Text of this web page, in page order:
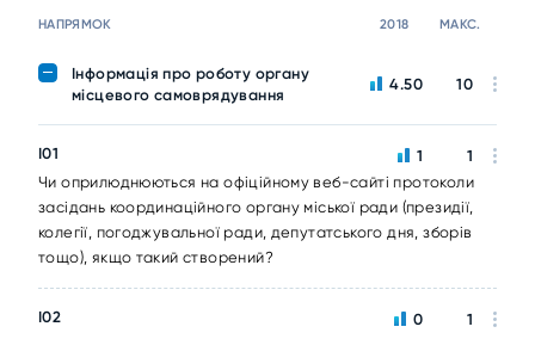
НАПРЯМОК 2018 МАКС.
Інформація про роботу органу
місцевого самоврядування
4.50 10
I01
Чи оприлюднюються на офіційному веб-сайті протоколи
засідань координаційного органу міської ради (президії,
колегії, погоджувальної ради, депутатського дня, зборів
тощо), якщо такий створений?
1 1
I02
0 1